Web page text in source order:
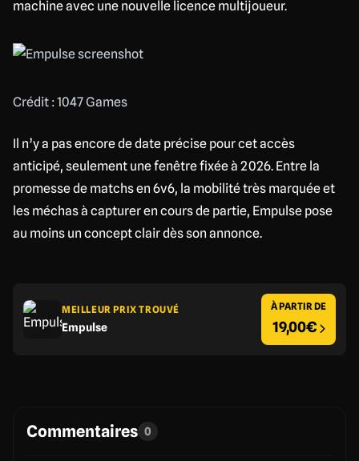
machine avec une nouvelle licence multijoueur.
Crédit : 1047 Games
Il n’y a pas encore de date précise pour cet accès
anticipé, seulement une fenêtre fixée à 2026. Entre la
promesse de matchs en 6v6, la mobilité très marquée et
les méchas à capturer en cours de partie, Empulse pose
au moins un concept clair dès son annonce.
MEILLEUR PRIX TROUVÉ
Empulse
À PARTIR DE
19,00€
Commentaires 0